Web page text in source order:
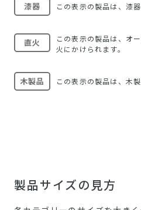
漆器 この表示の製品は、漆器
直火
この表示の製品は、オ
火にかけられます。
木製品 この表示の製品は、木製
製品サイズの見方